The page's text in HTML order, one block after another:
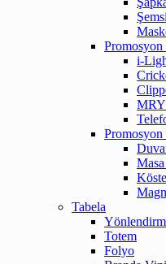
i-
Promosyon
Tabela
Totem
Folyo